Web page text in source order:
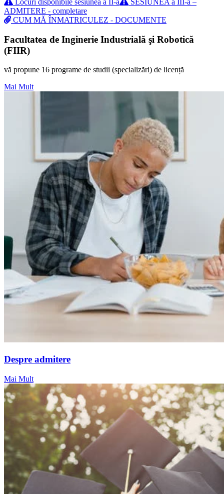
ADMITERE - completare
CUM MĂ ÎNMATRICULEZ - DOCUMENTE
Facultatea de Inginerie Industrială şi Robotică
(FIIR)
vă propune 16 programe de studii (specializări) de licență
Mai Mult
Despre admitere
Mai Mult